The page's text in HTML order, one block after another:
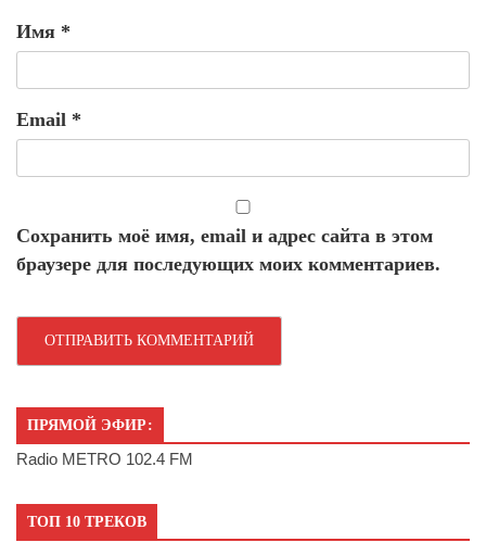
Имя *
Email *
Сохранить моё имя, email и адрес сайта в этом
браузере для последующих моих комментариев.
ПРЯМОЙ ЭФИР:
Radio METRO 102.4 FM
ТОП 10 ТРЕКОВ